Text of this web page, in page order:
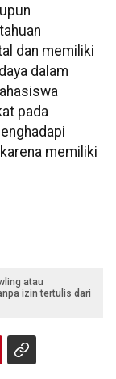
dan memiliki
dalam
pada
memiliki
atau
izin tertulis dari